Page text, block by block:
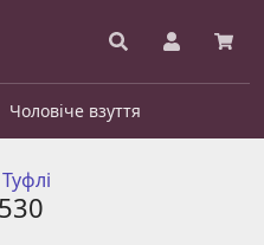
Чоловіче взуття
Туфлі